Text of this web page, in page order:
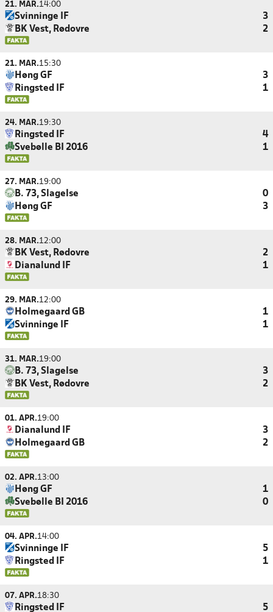
21. MAR.14:00
Svinninge IF
3
BK Vest, Rødovre
2
21. MAR.15:30
Høng GF
3
Ringsted IF
1
24. MAR.19:30
Ringsted IF
4
Svebølle BI 2016
1
27. MAR.19:00
B. 73, Slagelse
0
Høng GF
3
28. MAR.12:00
BK Vest, Rødovre
2
Dianalund IF
1
29. MAR.12:00
Holmegaard GB
1
Svinninge IF
1
31. MAR.19:00
B. 73, Slagelse
3
BK Vest, Rødovre
2
01. APR.19:00
Dianalund IF
3
Holmegaard GB
2
02. APR.13:00
Høng GF
1
Svebølle BI 2016
0
04. APR.14:00
Svinninge IF
5
Ringsted IF
1
07. APR.18:30
Ringsted IF 5